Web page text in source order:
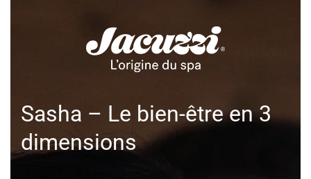
Sasha – Le bien-être en 3
dimensions